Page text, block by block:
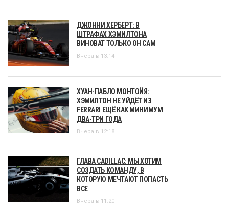
ДЖОННИ ХЕРБЕРТ: В
ШТРАФАХ ХЭМИЛТОНА
ВИНОВАТ ТОЛЬКО ОН САМ
Вчера в 13:14
ХУАН-ПАБЛО МОНТОЙЯ:
ХЭМИЛТОН НЕ УЙДЁТ ИЗ
FERRARI ЕЩЁ КАК МИНИМУМ
ДВА-ТРИ ГОДА
Вчера в 12:18
ГЛАВА CADILLAC: МЫ ХОТИМ
СОЗДАТЬ КОМАНДУ, В
КОТОРУЮ МЕЧТАЮТ ПОПАСТЬ
ВСЕ
Вчера в 11:20